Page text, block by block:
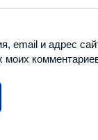
email и адрес